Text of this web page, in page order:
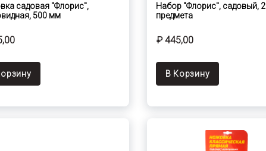
садовая "Флорис",
500 мм
Набор "Флорис", садовый, 2
предмета
₽ 445,00
В Корзину